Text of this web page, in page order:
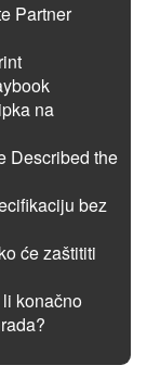
Partner
na
Described the
bez
će zaštititi
konačno